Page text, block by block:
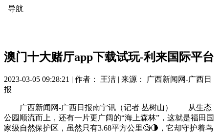
导航
澳门十大赌厅app下载试玩-利来国际平台
2023-03-05 09:28:21 | 作者： 王洁 | 来源： 广西新闻网-广西日
报
广西新闻网-广西日报南宁讯（记者 丛树山） 从生态
公园顺流而上，还有一片更广阔的“海上森林”，这就是福田国
家级自然保护区，虽然只有3.68平方公里🧐🌗，它却守护着鸟